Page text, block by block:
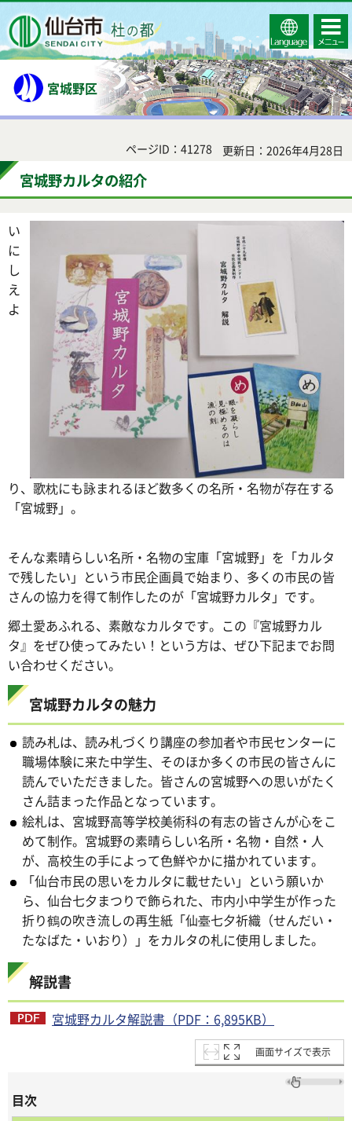
Select
Language
コンテ
ンツメ
ニュー
宮城野区
ページID：41278 更新日：2026年4月28日
宮城野カルタの紹介
い
に
し
え
よ
り、歌枕にも詠まれるほど数多くの名所・名物が存在する
「宮城野」。
そんな素晴らしい名所・名物の宝庫「宮城野」を「カルタ
で残したい」という市民企画員で始まり、多くの市民の皆
さんの協力を得て制作したのが「宮城野カルタ」です。
郷土愛あふれる、素敵なカルタです。この『宮城野カル
タ』をぜひ使ってみたい！という方は、ぜひ下記までお問
い合わせください。
宮城野カルタの魅力
読み札は、読み札づくり講座の参加者や市民センターに
職場体験に来た中学生、そのほか多くの市民の皆さんに
読んでいただきました。皆さんの宮城野への思いがたく
さん詰まった作品となっています。
絵札は、宮城野高等学校美術科の有志の皆さんが心をこ
めて制作。宮城野の素晴らしい名所・名物・自然・人
が、高校生の手によって色鮮やかに描かれています。
「仙台市民の思いをカルタに載せたい」という願いか
ら、仙台七夕まつりで飾られた、市内小中学生が作った
折り鶴の吹き流しの再生紙「仙臺七夕祈織（せんだい・
たなばた・いおり）」をカルタの札に使用しました。
解説書
宮城野カルタ解説書（PDF：6,895KB）
画面サイズで表示
目次